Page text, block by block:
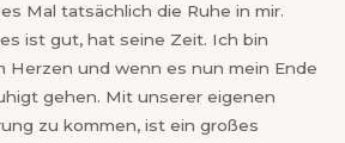
Mal tatsächlich die Ruhe in mir.
ist gut, hat seine Zeit. Ich bin
Herzen und wenn es nun mein Ende
gehen. Mit unserer eigenen
zu kommen, ist ein großes